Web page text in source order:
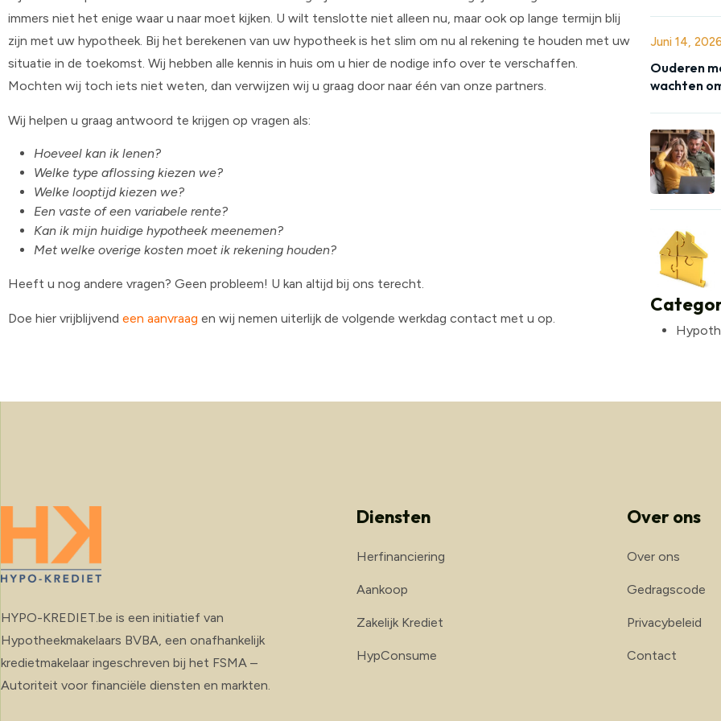
immers niet het enige waar u naar moet kijken. U wilt tenslotte niet alleen nu, maar ook op lange termijn blij
zijn met uw hypotheek. Bij het berekenen van uw hypotheek is het slim om nu al rekening te houden met uw
situatie in de toekomst. Wij hebben alle kennis in huis om u hier de nodige info over te verschaffen.
Mochten wij toch iets niet weten, dan verwijzen wij u graag door naar één van onze partners.
Wij helpen u graag antwoord te krijgen op vragen als:
Hoeveel kan ik lenen?
Welke type aflossing kiezen we?
Welke looptijd kiezen we?
Een vaste of een variabele rente?
Kan ik mijn huidige hypotheek meenemen?
Met welke overige kosten moet ik rekening houden?
Heeft u nog andere vragen? Geen probleem! U kan altijd bij ons terecht.
Doe hier vrijblijvend een aanvraag en wij nemen uiterlijk de volgende werkdag contact met u op.
Juni 14,
Ouderen
wachten
HYPO-KREDIET.be is een initiatief van
Hypotheekmakelaars BVBA, een onafhankelijk
kredietmakelaar ingeschreven bij het FSMA –
Autoriteit voor financiële diensten en markten.
Diensten
Herfinanciering
Aankoop
Zakelijk Krediet
HypConsume
Over ons
Over ons
Gedragscode
Privacybeleid
Contact